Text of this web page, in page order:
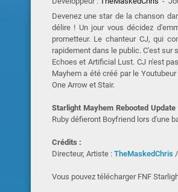
Devenez une star de la chanson
délire ! Un jour vous décidez
prometteur. Le chanteur CJ, qui
rapidement dans le public. C'est
Echoes et Artificial Lust. CJ n'est
Mayhem a été créé par le
One Arrow et Stair.
Starlight Mayhem Rebooted Update
Ruby défieront Boyfriend lors d'une
Crédits :
Directeur, Artiste : TheMaskedChris
Vous pouvez télécharger FNF